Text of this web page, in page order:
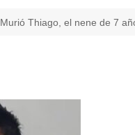
Murió Thiago, el nene de 7